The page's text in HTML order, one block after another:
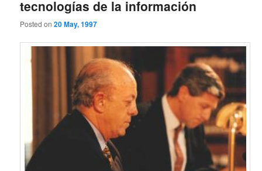
tecnologías de la información
Posted on20 May, 1997